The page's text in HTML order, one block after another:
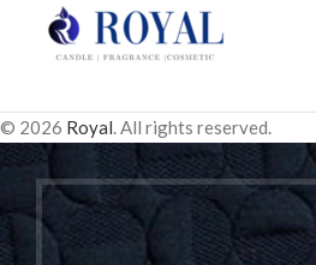
© 2026 Royal. All rights reserved.